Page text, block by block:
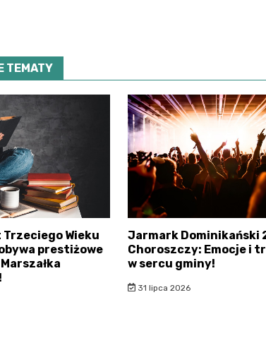
TEMATY
Wieku
prestiżowe
Jarmark Dominikański
Choroszczy: Emocje i
w sercu gminy!
31 lipca 2026